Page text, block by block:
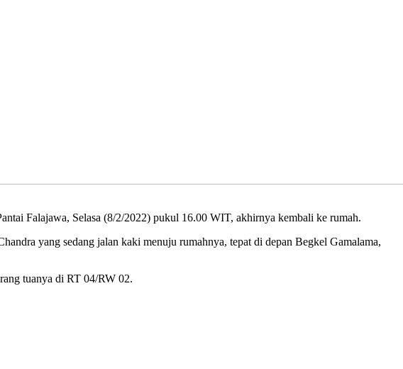
Falajawa, Selasa (8/2/2022) pukul 16.00 WIT, akhirnya kembali ke rumah.
yang sedang jalan kaki menuju rumahnya, tepat di depan Begkel Gamalama,
tuanya di RT 04/RW 02.